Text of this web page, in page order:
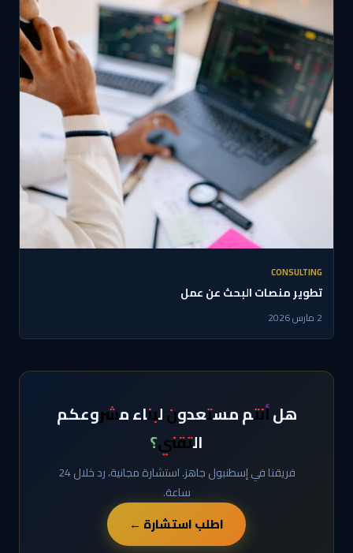
CONSULTING
تطوير منصات البحث عن عمل
2 مارس 2026
هل أنتم مستعدون لبناء مشروعكم
التقني؟
فريقنا في إسطنبول جاهز. استشارة مجانية، رد خلال 24
ساعة.
اطلب استشارة ←